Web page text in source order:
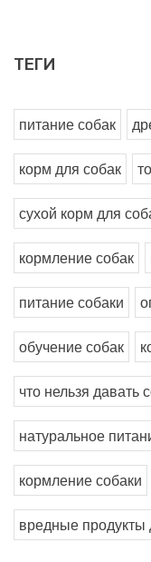
ТЕГИ
питание собак
корм для собак
сухой корм для
кормление собак
питание собаки
обучение собак
что нельзя давать
натуральное
кормление собаки
вредные продукты